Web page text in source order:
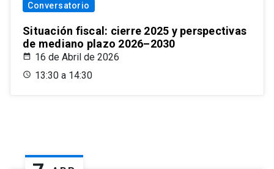
Conversatorio
Situación fiscal: cierre 2025 y perspectivas
de mediano plazo 2026–2030
16 de Abril de 2026
13:30 a 14:30